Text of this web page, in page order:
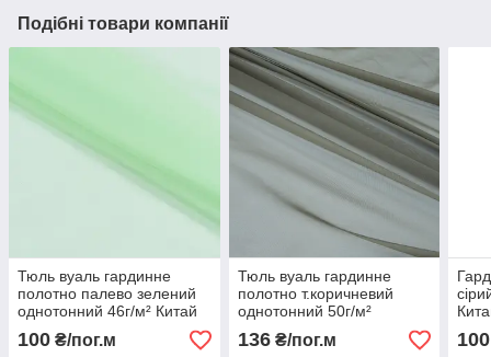
Подібні товари компанії
Тюль вуаль гардинне
полотно палево зелений
однотонний 46г/м² Китай
легка капронова гардина
100 ₴/пог.м
Тюль вуаль гардинне
полотно т.коричневий
однотонний 50г/м²
Туреччина універсальна
гладка гардина
136₴/пог.м 100